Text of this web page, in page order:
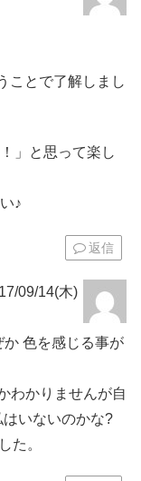
ことで了解しまし
」と思って楽し
♪
返信
09/14(木)
色を感じる事が
わかりませんが自
いないのかな?
た。